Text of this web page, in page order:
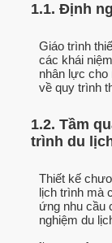
1.1. Định
Giáo trình
các khái
nhân lực cho
về quy trình
1.2. Tầm
trình du
Thiết kế
lịch trình mà
ứng nhu cầu
nghiệm du